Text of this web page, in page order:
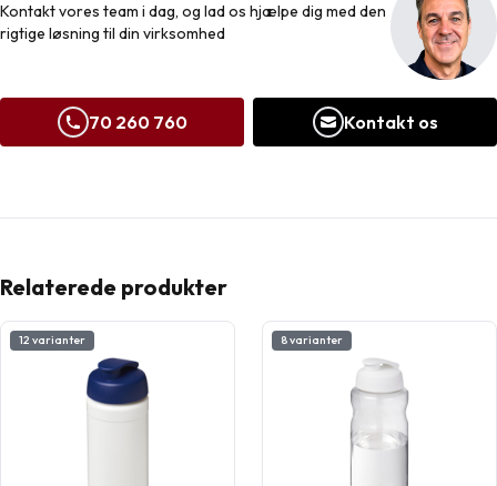
Kontakt vores team i dag, og lad os hjælpe dig med den
rigtige løsning til din virksomhed
70 260 760 Kontakt os
Relaterede produkter
12 varianter 8 varianter